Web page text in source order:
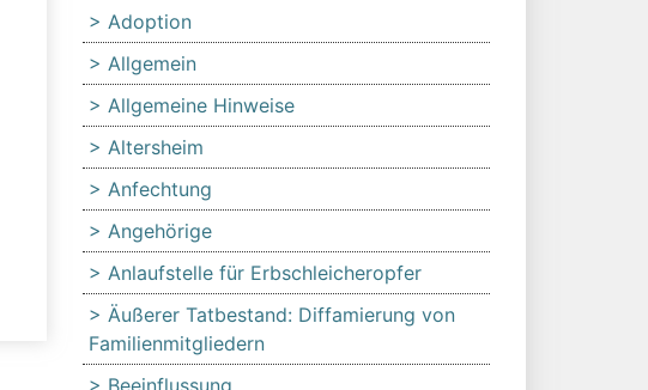
Adoption
Allgemein
Allgemeine Hinweise
Altersheim
Anfechtung
Angehörige
Anlaufstelle für Erbschleicheropfer
Äußerer Tatbestand: Diffamierung von
Familienmitgliedern
Beeinflussung